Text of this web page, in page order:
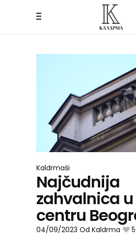
Kaldrmaši
Najčudnija
zahvalnica u
centru
04/09/2023 Od Kaldrma 5